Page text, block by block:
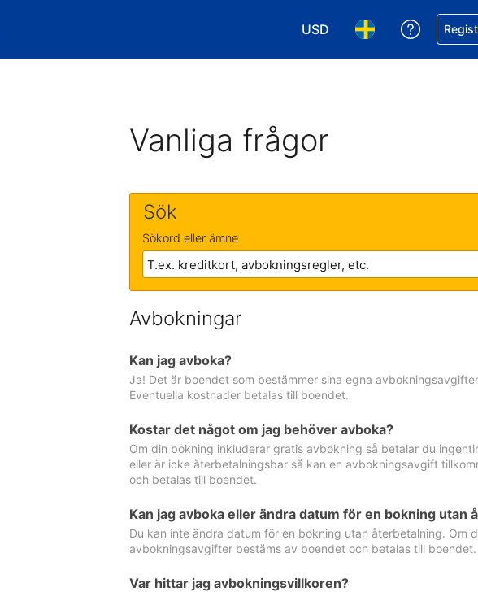
USD
Välj valuta. Din nuvarande
Välj språk. Ditt
Få hjälp
Vanliga frågor
Sök
Sökord eller ämne
Avbokningar
Kan jag avboka?
Ja! Det är boendet som bestämmer sina egna
Eventuella kostnader betalas till boendet.
Kostar det något om jag behöver avboka?
Om din bokning inkluderar gratis avbokning så betalar du
eller är icke återbetalningsbar så kan en avbokningsavgift
och betalas till boendet.
Kan jag avboka eller ändra datum för en bokning utan
Du kan inte ändra datum för en bokning utan återbetalning. Om
avbokningsavgifter bestäms av boendet och betalas till boendet.
Var hittar jag avbokningsvillkoren?